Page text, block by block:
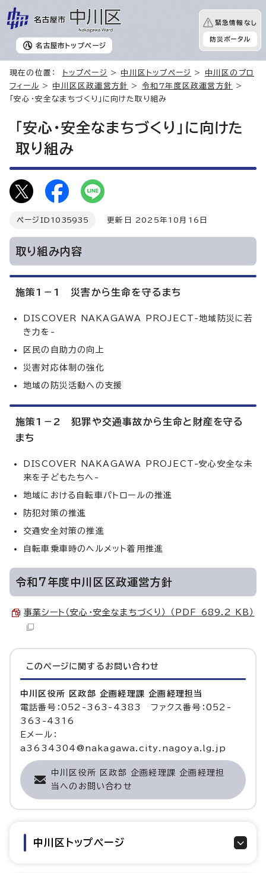
名古屋市 トップページ
緊急情報なし
防災ポータル
現在の位置： トップページ > 中川区トップページ > 中川区のプロ
フィール > 中川区区政運営方針 > 令和7年度区政運営方針
>
「安心・安全なまちづくり」に向けた取り組み
「安心・安全なまちづくり」に向けた
取り組み
ページID 1035935 更新日 2025年10月16日
取り組み内容
施策1－1 災害から生命を守るまち
DISCOVER NAKAGAWA PROJECT-地域防災に若
き力を-
区民の自助力の向上
災害対応体制の強化
地域の防災活動への支援
施策1－2 犯罪や交通事故から生命と財産を守る
まち
DISCOVER NAKAGAWA PROJECT-安心安全な未
来を子どもたちへ-
地域における自転車パトロールの推進
防犯対策の推進
交通安全対策の推進
自転車乗車時のヘルメット着用推進
令和7年度中川区区政運営方針
事業シート（安心・安全なまちづくり） （PDF 689.2 KB）
このページに関する お問い合わせ
中川区役所 区政部 企画経理課 企画経理担当
電話番号：052-363-4383 ファクス番号：052-
363-4316
Eメール：
a3634304@nakagawa.city.nagoya.lg.jp
中川区役所 区政部 企画経理課 企画経理担
当へのお問い合わせ
中川区トップページ